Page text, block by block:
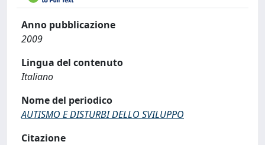
Anno pubblicazione
2009
Lingua del contenuto
Italiano
Nome del periodico
AUTISMO E DISTURBI DELLO SVILUPPO
Citazione